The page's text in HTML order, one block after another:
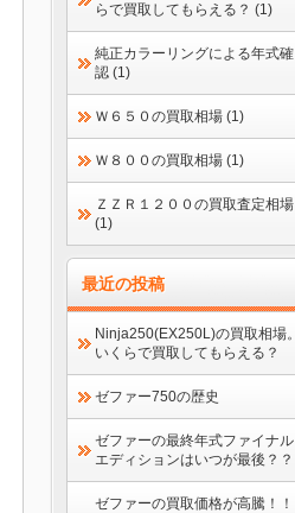
らで買取してもらえる？ (1)
純正カラーリングによる年式確
認 (1)
Ｗ６５０の買取相場 (1)
Ｗ８００の買取相場 (1)
ＺＺＲ１２００の買取査定相場
(1)
最近の投稿
Ninja250(EX250L)の買取相場。
いくらで買取してもらえる？
ゼファー750の歴史
ゼファーの最終年式ファイナル
エディションはいつが最後？？
ゼファーの買取価格が高騰！！